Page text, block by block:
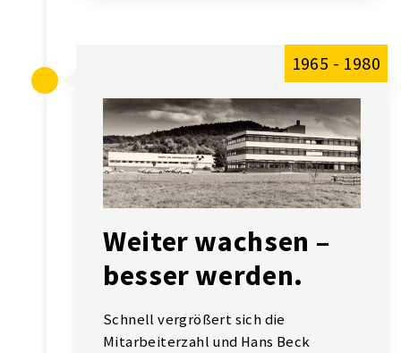
1965 - 1980
Weiter wachsen –
besser werden.
Schnell vergrößert sich die
Mitarbeiterzahl und Hans Beck